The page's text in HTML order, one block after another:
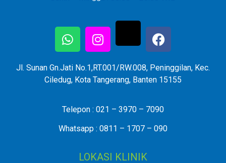
Jl. Sunan Gn.Jati No.1,RT.001/RW.008, Peninggilan, Kec.
Ciledug, Kota Tangerang, Banten 15155
Telepon : 021 – 3970 – 7090
Whatsapp : 0811 – 1707 – 090
LOKASI KLINIK